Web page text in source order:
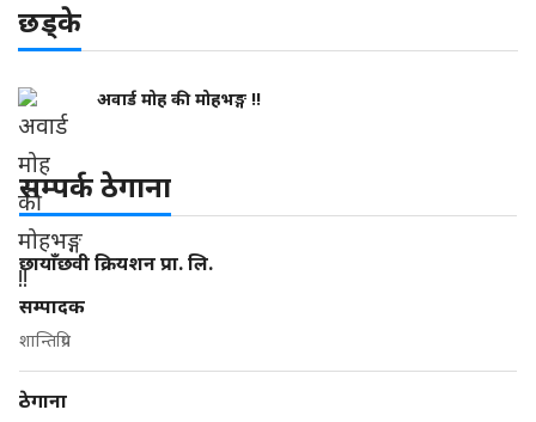
छड्के
अवार्ड मोह की मोहभङ्ग !!
सम्पर्क ठेगाना
छायाँछवी क्रियशन प्रा. लि.
सम्पादक
शान्तिप्रिय
ठेगाना